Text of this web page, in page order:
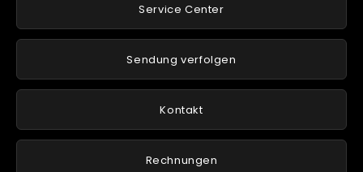
Service Center
Sendung verfolgen
Kontakt
Rechnungen